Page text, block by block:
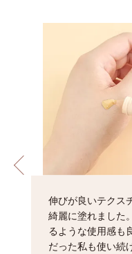
伸びが良いテクス
綺麗に塗れました
るような使用感も
だった私も使い続